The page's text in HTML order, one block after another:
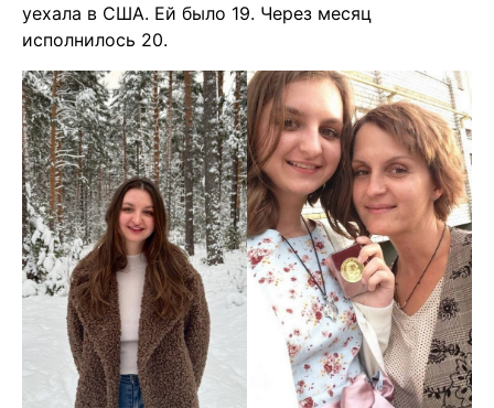
уехала в США. Ей было 19. Через месяц
исполнилось 20.